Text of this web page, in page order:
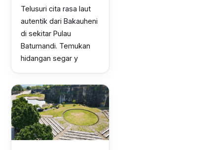
Telusuri cita rasa laut
autentik dari Bakauheni
di sekitar Pulau
Batumandi. Temukan
hidangan segar y